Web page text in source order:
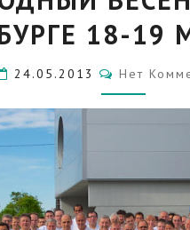
В
18-
18-19
24.05.2013 Нет